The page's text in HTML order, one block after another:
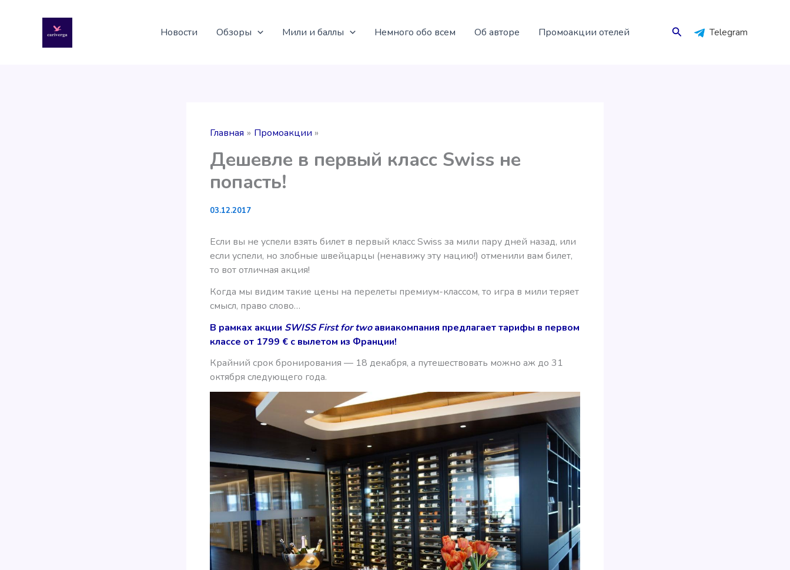
содержимому
Новости Обзоры Мили и баллы Немного обо всем Об авторе Промоакции отелей Поиск Telegram
Главная Промоакции
Дешевле в первый класс Swiss не
попасть!
03.12.2017
Если вы не успели взять билет в первый класс Swiss за мили пару дней назад, или
если успели, но злобные швейцарцы (ненавижу эту нацию!) отменили вам билет,
то вот отличная акция!
Когда мы видим такие цены на перелеты премиум-классом, то игра в мили теряет
смысл, право слово…
В рамках акции SWISS First for twoавиакомпания предлагает тарифы в первом
классе от 1799 € с вылетом из Франции!
Крайний срок бронирования — 18 декабря, а путешествовать можно аж до 31
октября следующего года.